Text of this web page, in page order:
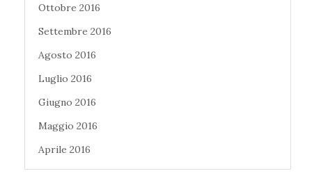
Ottobre 2016
Settembre 2016
Agosto 2016
Luglio 2016
Giugno 2016
Maggio 2016
Aprile 2016